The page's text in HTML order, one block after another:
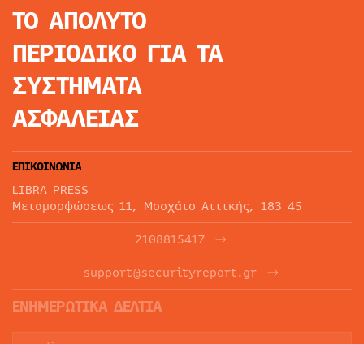
ΤΟ ΑΠΟΛΥΤΟ
ΠΕΡΙΟΔΙΚΟ ΓΙΑ ΤΑ
ΣΥΣΤΗΜΑΤΑ
ΑΣΦΑΛΕΙΑΣ
ΕΠΙΚΟΙΝΩΝΙΑ
LIBRA PRESS
Μεταμορφώσεως 11, Μοσχάτο Αττικής, 183 45
2108815417
support@securityreport.gr
ΕΝΗΜΕΡΩΤΙΚΑ ΔΕΛΤΙΑ